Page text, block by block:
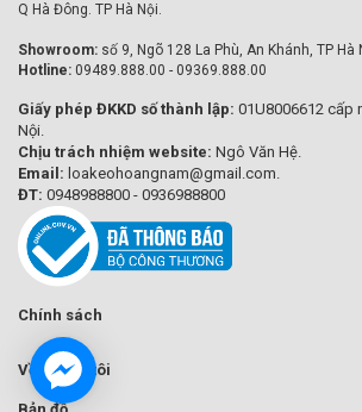
Q Hà Đông. TP Hà Nội.
Showroom: số 9, Ngõ 128 La Phù, An Khánh, TP Hà
Hotline: 09489.888.00 - 09369.888.00
Giấy phép ĐKKD số thành lập: 01U8006612 cấp
Nội.
Chịu trách nhiệm website: Ngô Văn Hệ.
Email: loakeohoangnam@gmail.com.
ĐT: 0948988800 - 0936988800
Chính sách
Về chúng tôi